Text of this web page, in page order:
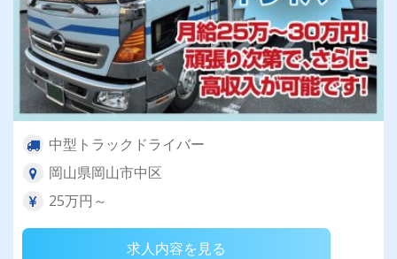
中型トラックドライバー
岡山県岡山市中区
25万円～
求人内容を見る